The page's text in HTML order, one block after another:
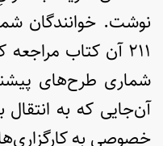
۲۱۱ آن کتاب
شماری طرح‌های
آن‌جایی که به
خصوصی به